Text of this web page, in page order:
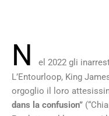
N
el 2022 gli
L’Entourloop, King
orgoglio il loro
dans la confusion”